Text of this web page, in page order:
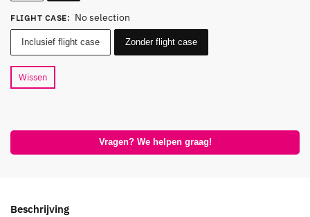
FLIGHT CASE: No selection
Inclusief flight case Zonder flight case
Wissen
Vragen? We helpen graag!
Beschrijving